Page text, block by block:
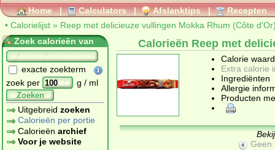
Home | Calculators | Afslanktips | Recepten
• Calorielijst » Reep met delicieuze vullingen Mokka Rhum (Côte
Zoek calorieën van
exacte zoekterm
zoek per
g / ml
Zoeken
Uitgebreid zoeken
Calorieën per portie
Calorieën archief
Voor je website
Calorieën Reep met
Calorie
Extra calorie
Ingrediënten
Allergie
Producten
Geen